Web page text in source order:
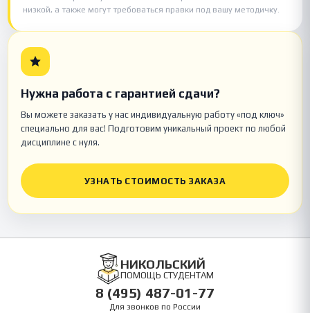
низкой, а также могут требоваться правки под вашу методичку.
Нужна работа с гарантией сдачи?
Вы можете заказать у нас индивидуальную работу «под ключ»
специально для вас! Подготовим уникальный проект по любой
дисциплине с нуля.
УЗНАТЬ СТОИМОСТЬ ЗАКАЗА
НИКОЛЬСКИЙ
ПОМОЩЬ СТУДЕНТАМ
8 (495) 487-01-77
Для звонков по России